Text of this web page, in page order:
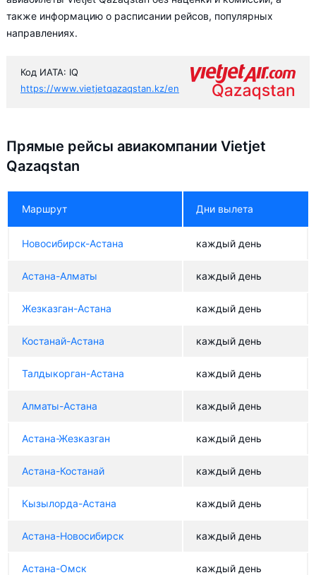
также информацию о расписании рейсов, популярных
направлениях.
Код ИАТА: IQ
https://www.vietjetqazaqstan.kz/en
Прямые рейсы авиакомпании Vietjet
Qazaqstan
Маршрут Дни вылета
Новосибирск-Астана каждый день
Астана-Алматы каждый день
Жезказган-Астана каждый день
Костанай-Астана каждый день
Талдыкорган-Астана каждый день
Алматы-Астана каждый день
Астана-Жезказган каждый день
Астана-Костанай каждый день
Кызылорда-Астана каждый день
Астана-Новосибирск каждый день
Астана-Омск каждый день